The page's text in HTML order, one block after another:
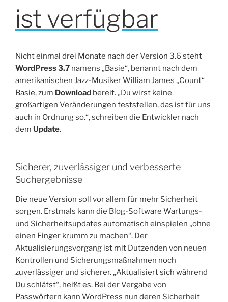
ist verfügbar
Nicht einmal drei Monate nach der Version 3.6 steht
WordPress 3.7 namens „Basie“, benannt nach dem
amerikanischen Jazz-Musiker William James „Count“
Basie, zum Download bereit. „Du wirst keine
großartigen Veränderungen feststellen, das ist für uns
auch in Ordnung so.“, schreiben die Entwickler nach
dem Update.
Sicherer, zuverlässiger und verbesserte
Suchergebnisse
Die neue Version soll vor allem für mehr Sicherheit
sorgen. Erstmals kann die Blog-Software Wartungs-
und Sicherheitsupdates automatisch einspielen „ohne
einen Finger krumm zu machen“. Der
Aktualisierungsvorgang ist mit Dutzenden von neuen
Kontrollen und Sicherungsmaßnahmen noch
zuverlässiger und sicherer. „Aktualisiert sich während
Du schläfst“, heißt es. Bei der Vergabe von
Passwörtern kann WordPress nun deren Sicherheit